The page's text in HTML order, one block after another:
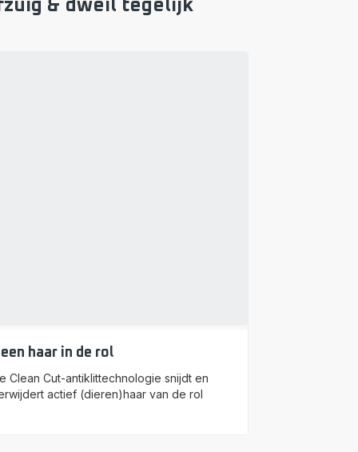
& dweil tegelijk
haar in de rol
Clean Cut-antiklittechnologie snijdt en
actief (dieren)haar van de rol